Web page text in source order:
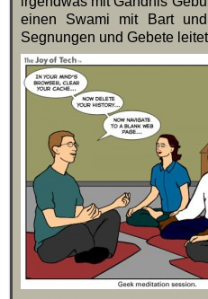
einen Swami mit Bart
Segnungen und Gebete